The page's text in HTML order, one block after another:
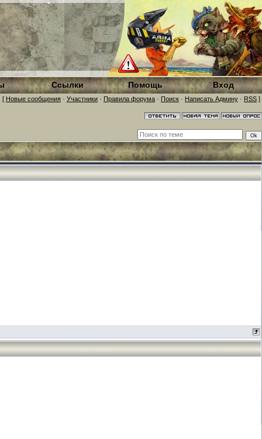
Ссылки Помощь Вход
[ Новые сообщения · Участники · Правила форума · Поиск · Написать Админу · RSS ]